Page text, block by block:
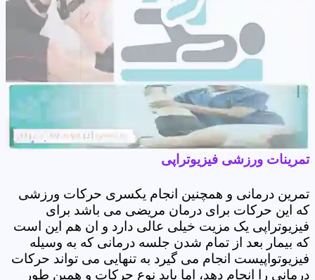
تمرینات ورزشی فیزیوتراپی
تمرین درمانی و همچنین انجام یکسری حرکات ورزشی
که این حرکات برای درمان مریضی می باشد برای
فیزیوتراپی یک مزیت خیلی عالی دارد و ان هم این است
که بیمار بعد از تمام شدن جلسه درمانی که به وسیله
فیزیوتواپیست انجام می گیرد به تنهایی می تواند حرکات
درمانی را انجام دهد، اما باید نوع حرکات و همین طور